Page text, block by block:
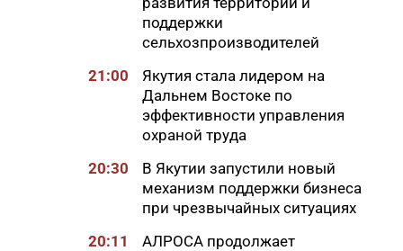
поддержки
сельхозпроизводителей
21:00
Якутия стала лидером на
Дальнем Востоке по
эффективности управления
охраной труда
20:30
В Якутии запустили новый
механизм поддержки бизнеса
при чрезвычайных ситуациях
20:11
АЛРОСА продолжает